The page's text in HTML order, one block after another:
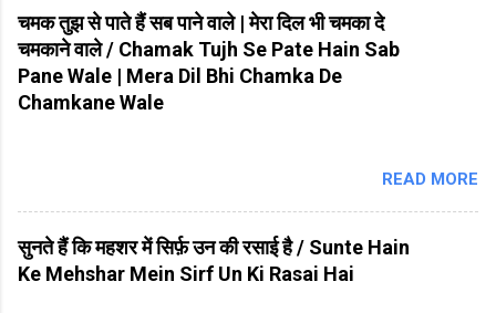
चमक तुझ से पाते हैं सब पाने वाले | मेरा दिल भी चमका दे
चमकाने वाले / Chamak Tujh Se Pate Hain Sab
Pane Wale | Mera Dil Bhi Chamka De
Chamkane Wale
READ MORE
सुनते हैं कि महशर में सिर्फ़ उन की रसाई है / Sunte Hain
Ke Mehshar Mein Sirf Un Ki Rasai Hai